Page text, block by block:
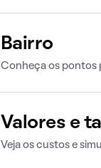
Bairro
Conheça os pontos
Valores e
Veja os custos e